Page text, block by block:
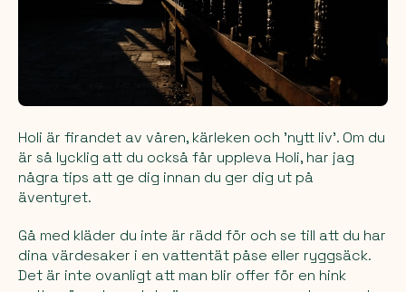
Holi är firandet av våren, kärleken och 'nytt liv'. Om du
är så lycklig att du också får uppleva Holi, har jag
några tips att ge dig innan du ger dig ut på
äventyret.
Gå med kläder du inte är rädd för och se till att du har
dina värdesaker i en vattentät påse eller ryggsäck.
Det är inte ovanligt att man blir offer för en hink